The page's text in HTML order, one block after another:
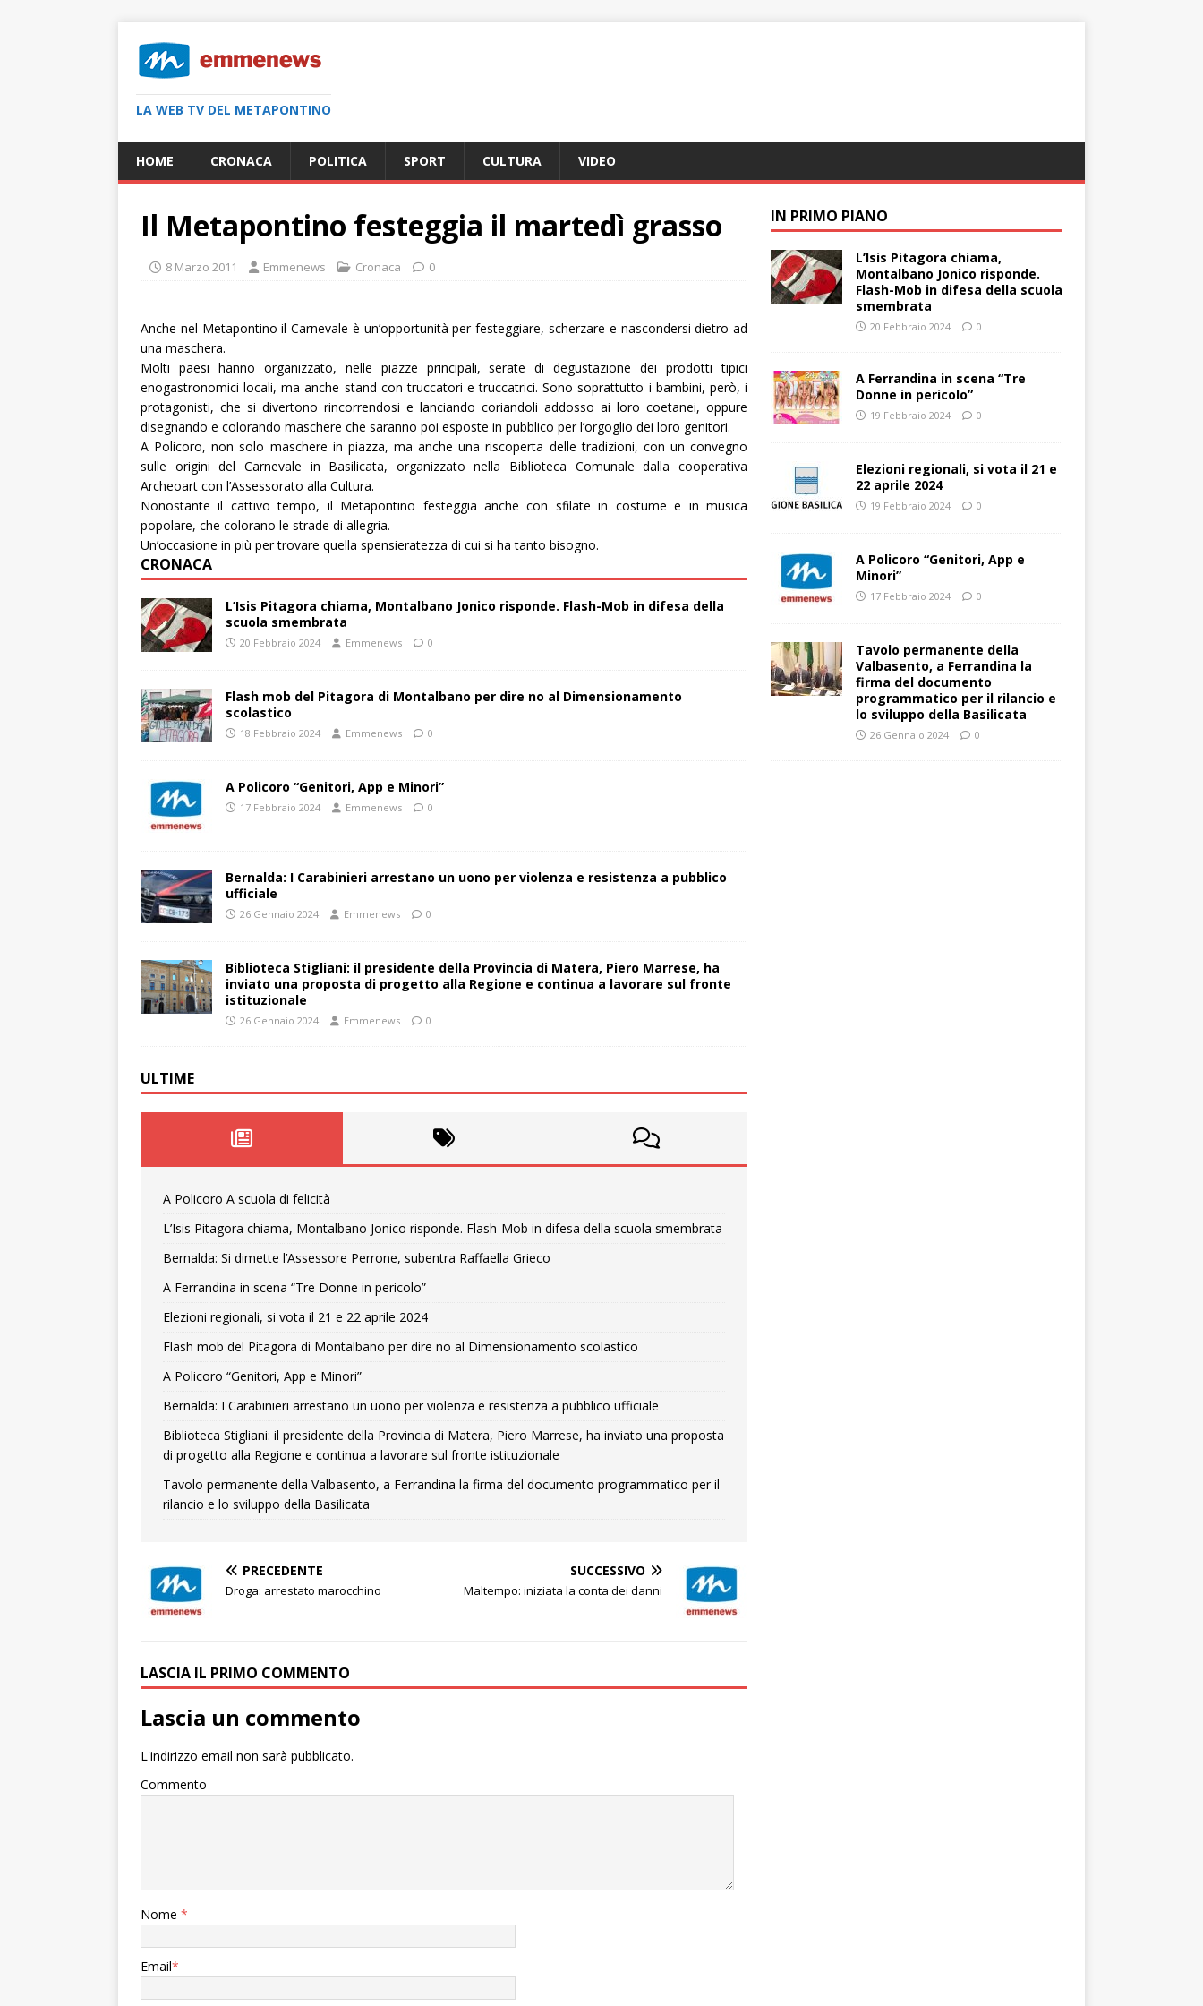
LA WEB TV DEL METAPONTINO
HOME CRONACA POLITICA SPORT CULTURA VIDEO
Il Metapontino festeggia il martedì grasso
8 Marzo 2011 Emmenews Cronaca 0
Anche nel Metapontino il Carnevale è un’opportunità per festeggiare, scherzare e nascondersi dietro ad
una maschera.
Molti paesi hanno organizzato, nelle piazze principali, serate di degustazione dei prodotti tipici
enogastronomici locali, ma anche stand con truccatori e truccatrici. Sono soprattutto i bambini, però, i
protagonisti, che si divertono rincorrendosi e lanciando coriandoli addosso ai loro coetanei, oppure
disegnando e colorando maschere che saranno poi esposte in pubblico per l’orgoglio dei loro genitori.
A Policoro, non solo maschere in piazza, ma anche una riscoperta delle tradizioni, con un convegno
sulle origini del Carnevale in Basilicata, organizzato nella Biblioteca Comunale dalla cooperativa
Archeoart con l’Assessorato alla Cultura.
Nonostante il cattivo tempo, il Metapontino festeggia anche con sfilate in costume e in musica
popolare, che colorano le strade di allegria.
Un’occasione in più per trovare quella spensieratezza di cui si ha tanto bisogno.
CRONACA
L’Isis Pitagora chiama, Montalbano Jonico risponde. Flash-Mob in difesa della
scuola smembrata
20 Febbraio 2024 Emmenews 0
Flash mob del Pitagora di Montalbano per dire no al Dimensionamento
scolastico
18 Febbraio 2024 Emmenews 0
A Policoro “Genitori, App e Minori”
17 Febbraio 2024 Emmenews 0
Bernalda: I Carabinieri arrestano un uono per violenza e resistenza a pubblico
ufficiale
26 Gennaio 2024 Emmenews 0
Biblioteca Stigliani: il presidente della Provincia di Matera, Piero Marrese, ha
inviato una proposta di progetto alla Regione e continua a lavorare sul fronte
istituzionale
26 Gennaio 2024 Emmenews 0
ULTIME
A Policoro A scuola di felicità
L’Isis Pitagora chiama, Montalbano Jonico risponde. Flash-Mob in difesa della scuola smembrata
Bernalda: Si dimette l’Assessore Perrone, subentra Raffaella Grieco
A Ferrandina in scena “Tre Donne in pericolo”
Elezioni regionali, si vota il 21 e 22 aprile 2024
Flash mob del Pitagora di Montalbano per dire no al Dimensionamento scolastico
A Policoro “Genitori, App e Minori”
Bernalda: I Carabinieri arrestano un uono per violenza e resistenza a pubblico ufficiale
Biblioteca Stigliani: il presidente della Provincia di Matera, Piero Marrese, ha inviato una proposta
di progetto alla Regione e continua a lavorare sul fronte istituzionale
Tavolo permanente della Valbasento, a Ferrandina la firma del documento programmatico per il
rilancio e lo sviluppo della Basilicata
PRECEDENTE
Droga: arrestato marocchino
SUCCESSIVO
Maltempo: iniziata la conta dei danni
LASCIA IL PRIMO COMMENTO
Lascia un commento
L'indirizzo email non sarà pubblicato.
Commento
Nome *
Email*
IN PRIMO PIANO
L’Isis Pitagora chiama,
Montalbano Jonico risponde.
Flash-Mob in difesa della scuola
smembrata
20 Febbraio 2024 0
A Ferrandina in scena “Tre
Donne in pericolo”
19 Febbraio 2024 0
Elezioni regionali, si vota il 21 e
22 aprile 2024
19 Febbraio 2024 0
A Policoro “Genitori, App e
Minori”
17 Febbraio 2024 0
Tavolo permanente della
Valbasento, a Ferrandina la
firma del documento
programmatico per il rilancio e
lo sviluppo della Basilicata
26 Gennaio 2024 0